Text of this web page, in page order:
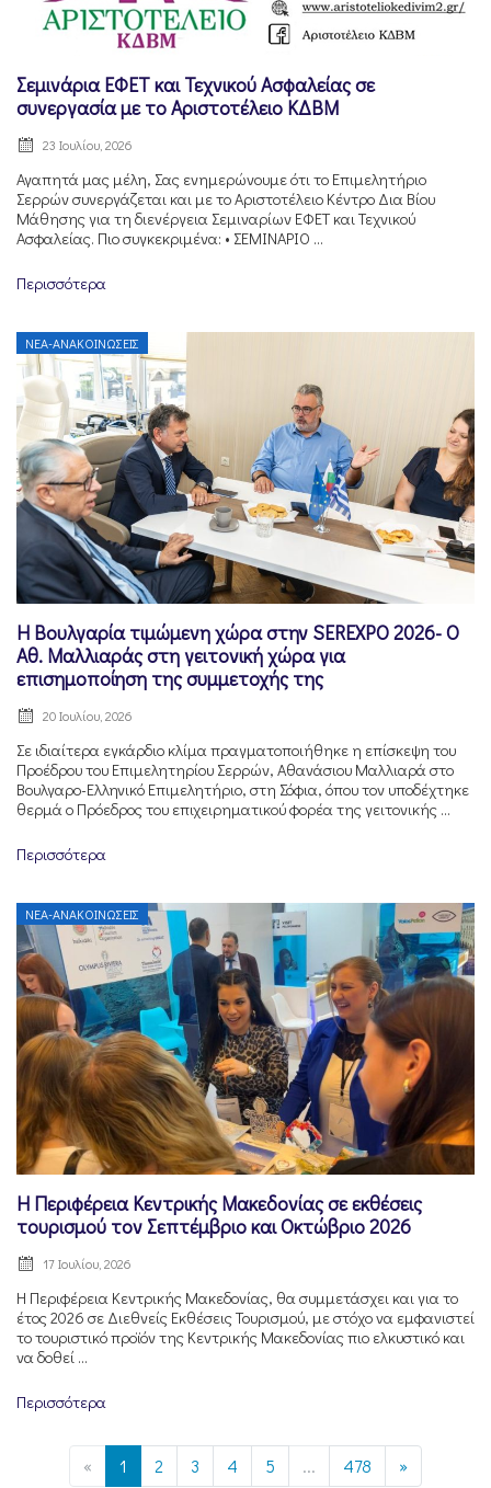
Σεμινάρια ΕΦΕΤ και Τεχνικού Ασφαλείας σε
συνεργασία με το Αριστοτέλειο ΚΔΒΜ
23 Ιουλίου, 2026
Αγαπητά μας μέλη, Σας ενημερώνουμε ότι το Επιμελητήριο
Σερρών συνεργάζεται και με το Αριστοτέλειο Κέντρο Δια Βίου
Μάθησης για τη διενέργεια Σεμιναρίων ΕΦΕΤ και Τεχνικού
Ασφαλείας. Πιο συγκεκριμένα: • ΣΕΜΙΝΑΡΙΟ ...
Περισσότερα
ΝΈΑ-ΑΝΑΚΟΙΝΏΣΕΙΣ
H Βουλγαρία τιμώμενη χώρα στην SEREXPO 2026- O
Αθ. Μαλλιαράς στη γειτονική χώρα για
επισημοποίηση της συμμετοχής της
20 Ιουλίου, 2026
Σε ιδιαίτερα εγκάρδιο κλίμα πραγματοποιήθηκε η επίσκεψη του
Προέδρου του Επιμελητηρίου Σερρών, Αθανάσιου Μαλλιαρά στο
Βουλγαρο-Ελληνικό Επιμελητήριο, στη Σόφια, όπου τον υποδέχτηκε
θερμά ο Πρόεδρος του επιχειρηματικού φορέα της γειτονικής ...
Περισσότερα
ΝΈΑ-ΑΝΑΚΟΙΝΏΣΕΙΣ
Η Περιφέρεια Κεντρικής Μακεδονίας σε εκθέσεις
τουρισμού τον Σεπτέμβριο και Οκτώβριο 2026
17 Ιουλίου, 2026
Η Περιφέρεια Κεντρικής Μακεδονίας, θα συμμετάσχει και για το
έτος 2026 σε Διεθνείς Εκθέσεις Τουρισμού, με στόχο να εμφανιστεί
το τουριστικό προϊόν της Κεντρικής Μακεδονίας πιο ελκυστικό και
να δοθεί ...
Περισσότερα
« 1 2 3 4 5 ... 478 »